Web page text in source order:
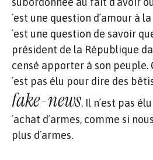
´est une question d´amour à
´est une question de savoir
président de la République
censé apporter à son peuple.
´est pas élu pour dire des
fake-news. Il n´est pas
´achat d´armes, comme si
plus d´armes.